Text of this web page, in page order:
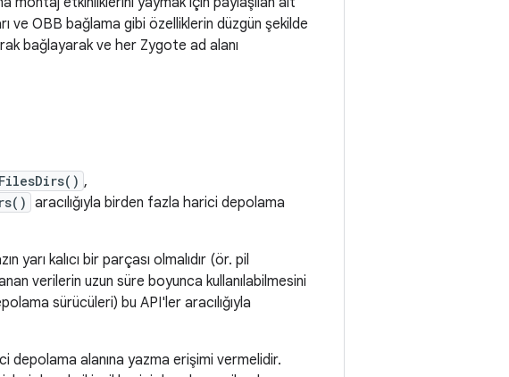
ve OBB bağlama gibi özelliklerin düzgün şekilde
bağlayarak ve her Zygote ad alanı
,
aracılığıyla birden fazla harici depolama
yarı kalıcı bir parçası olmalıdır (ör. pil
verilerin uzun süre boyunca kullanılabilmesini
sürücüleri) bu API'ler aracılığıyla
depolama alanına yazma erişimi vermelidir.